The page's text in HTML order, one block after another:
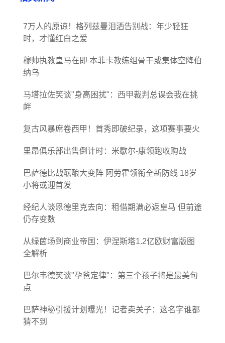
7万人的原谅！格列兹曼泪洒告别战：年少轻狂
时，才懂红白之爱
穆帅执教皇马在即 本菲卡教练组骨干或集体空降伯
纳乌
马塔拉佐笑谈"身高困扰"：西甲裁判总误会我在挑
衅
复古风暴席卷西甲！首秀即破纪录，这项赛事要火
里昂俱乐部出售倒计时：米歇尔-康领跑收购战
巴萨德比战酝酿大变阵 阿劳霍领衔全新防线 18岁
小将或迎首发
经纪人谈恩德里克去向：租借期满必返皇马 但前途
仍存变数
从绿茵场到商业帝国：伊涅斯塔1.2亿欧财富版图
全解析
巴尔韦德笑谈"孕爸定律"：第三个孩子将是最美句
点
巴萨神秘引援计划曝光！记者卖关子：这名字谁都
猜不到